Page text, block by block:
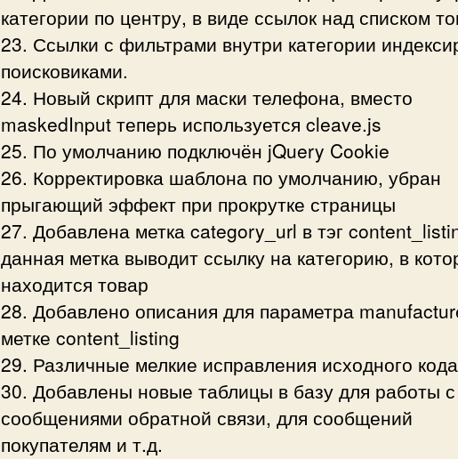
категории по центру, в виде ссылок над списком
23. Ссылки с фильтрами внутри категории
поисковиками.
24. Новый скрипт для маски телефона, вместо
maskedInput теперь используется cleave.js
25. По умолчанию подключён jQuery Cookie
26. Корректировка шаблона по умолчанию, убран
прыгающий эффект при прокрутке страницы
27. Добавлена метка category_url в тэг
данная метка выводит ссылку на категорию, в
находится товар
28. Добавлено описания для параметра
метке content_listing
29. Различные мелкие исправления исходного
30. Добавлены новые таблицы в базу для работы с
сообщениями обратной связи, для сообщений
покупателям и т.д.